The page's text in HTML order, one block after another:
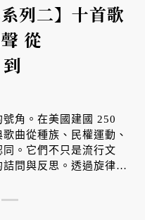
列二】十首歌
從
角。在美國建國 250
曲從種族、民權運動、
。它們不只是流行文
問與反思。透過旋律，
。